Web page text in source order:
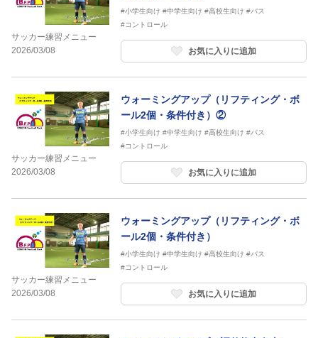
サッカー練習メニュー
2026/03/08
#小学生向け #中学生向け #高校生向け #パス
#コントロール
お気に入りに追加
サッカー練習メニュー
2026/03/08
ウォーミングアップ（リフティング・ボ
ール2個・条件付き）②
#小学生向け #中学生向け #高校生向け #パス
#コントロール
お気に入りに追加
サッカー練習メニュー
2026/03/08
ウォーミングアップ（リフティング・ボ
ール2個・条件付き）
#小学生向け #中学生向け #高校生向け #パス
#コントロール
お気に入りに追加